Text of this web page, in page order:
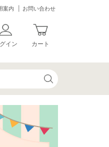
案内 お問い合わせ
イン カート